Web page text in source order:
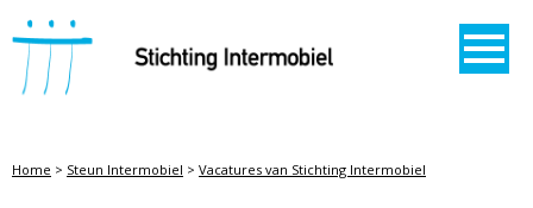
STICHTING INTERMOBIEL
Home > Steun Intermobiel > Vacatures van Stichting Intermobiel